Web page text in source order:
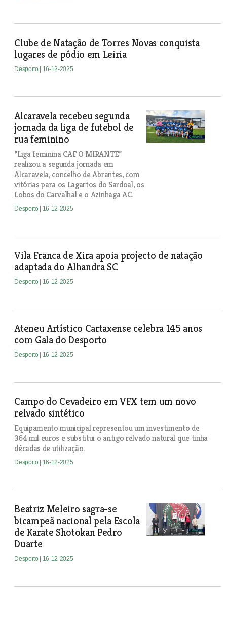
Clube de Natação de Torres Novas conquista
lugares de pódio em Leiria
Desporto | 16-12-2025
Alcaravela recebeu segunda
jornada da liga de futebol de
rua feminino
“Liga feminina CAF O MIRANTE”
realizou a segunda jornada em
Alcaravela, concelho de Abrantes, com
vitórias para os Lagartos do Sardoal, os
Lobos do Carvalhal e o Azinhaga AC.
Desporto | 16-12-2025
Vila Franca de Xira apoia projecto de natação
adaptada do Alhandra SC
Desporto | 16-12-2025
Ateneu Artístico Cartaxense celebra 145 anos
com Gala do Desporto
Desporto | 16-12-2025
Campo do Cevadeiro em VFX tem um novo
relvado sintético
Equipamento municipal representou um investimento de
364 mil euros e substitui o antigo relvado natural que tinha
décadas de utilização.
Desporto | 16-12-2025
Beatriz Meleiro sagra-se
bicampeã nacional pela Escola
de Karate Shotokan Pedro
Duarte
Desporto | 16-12-2025